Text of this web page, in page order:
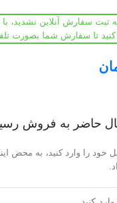
تا سفارش شما بصورت
حاضر به فروش
خود را وارد کنید، به محض